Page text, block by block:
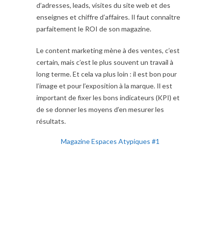
d’adresses, leads, visites du site web et des
enseignes et chiffre d’affaires. Il faut connaître
parfaitement le ROI de son magazine.
Le content marketing mène à des ventes, c’est
certain, mais c’est le plus souvent un travail à
long terme. Et cela va plus loin : il est bon pour
l’image et pour l’exposition à la marque. Il est
important de fixer les bons indicateurs (KPI) et
de se donner les moyens d’en mesurer les
résultats.
Magazine Espaces Atypiques #1